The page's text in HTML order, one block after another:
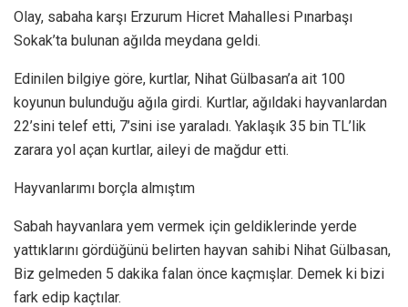
Olay, sabaha karşı Erzurum Hicret Mahallesi Pınarbaşı
Sokak’ta bulunan ağılda meydana geldi.
Edinilen bilgiye göre, kurtlar, Nihat Gülbasan’a ait 100
koyunun bulunduğu ağıla girdi. Kurtlar, ağıldaki hayvanlardan
22’sini telef etti, 7’sini ise yaraladı. Yaklaşık 35 bin TL’lik
zarara yol açan kurtlar, aileyi de mağdur etti.
Hayvanlarımı borçla almıştım
Sabah hayvanlara yem vermek için geldiklerinde yerde
yattıklarını gördüğünü belirten hayvan sahibi Nihat Gülbasan,
Biz gelmeden 5 dakika falan önce kaçmışlar. Demek ki bizi
fark edip kaçtılar.